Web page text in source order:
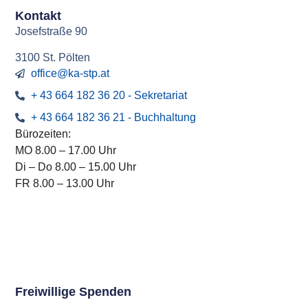
Kontakt
Josefstraße 90
3100 St. Pölten
office@ka-stp.at
+ 43 664 182 36 20 - Sekretariat
+ 43 664 182 36 21 - Buchhaltung
Bürozeiten:
MO 8.00 – 17.00 Uhr
Di – Do 8.00 – 15.00 Uhr
FR 8.00 – 13.00 Uhr
Freiwillige Spenden